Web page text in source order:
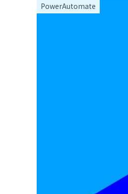
PowerAutomate